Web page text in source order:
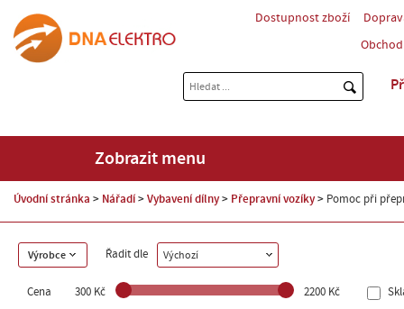
Dostupnost zboží
Zobrazit menu
Úvodní stránka Nářadí Vybavení dílny Přepravní vozíky Pomoc při
Výrobce Řadit dle Výchozí
Cena 300 Kč 2200 Kč